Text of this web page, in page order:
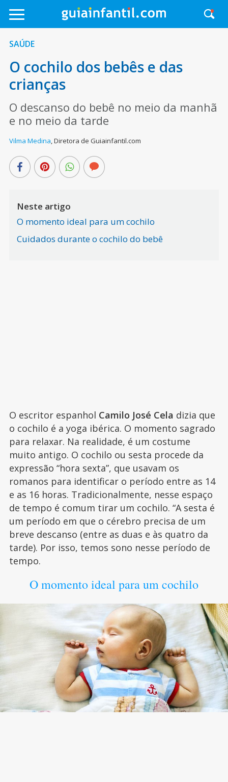
SAÚDE
O cochilo dos bebês e das
crianças
O descanso do bebê no meio da manhã
e no meio da tarde
Vilma Medina,Diretora de Guiainfantil.com
Neste artigo
O momento ideal para um cochilo
Cuidados durante o cochilo do bebê
O escritor espanhol Camilo José Cela dizia que
o cochilo é a yoga ibérica. O momento sagrado
para relaxar. Na realidade, é um costume
muito antigo. O cochilo ou sesta procede da
expressão “hora sexta”, que usavam os
romanos para identificar o período entre as 14
e as 16 horas. Tradicionalmente, nesse espaço
de tempo é comum tirar um cochilo. “A sesta é
um período em que o cérebro precisa de um
breve descanso (entre as duas e às quatro da
tarde). Por isso, temos sono nesse período de
tempo.
O momento ideal para um cochilo